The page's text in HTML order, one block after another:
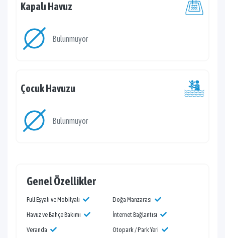
Kapalı Havuz
Bulunmuyor
Çocuk Havuzu
Bulunmuyor
Genel Özellikler
Full Eşyalı ve Mobilyalı
Doğa Manzarası
Havuz ve Bahçe Bakımı
İnternet Bağlantısı
Veranda
Otopark / Park Yeri